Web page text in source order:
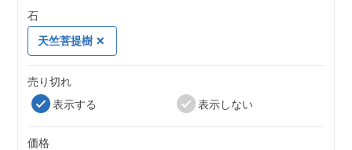
石
天竺菩提樹
売り切れ
表示する
表示しない
価格